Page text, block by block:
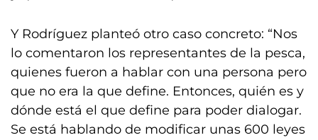
Y Rodríguez planteó otro caso concreto: “Nos
lo comentaron los representantes de la pesca,
quienes fueron a hablar con una persona pero
que no era la que define. Entonces, quién es y
dónde está el que define para poder dialogar.
Se está hablando de modificar unas 600 leyes